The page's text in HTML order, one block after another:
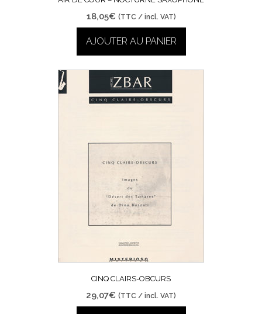
18,05€ (TTC / incl. VAT)
AJOUTER AU PANIER
CINQ CLAIRS-OBCURS
29,07€ (TTC / incl. VAT)